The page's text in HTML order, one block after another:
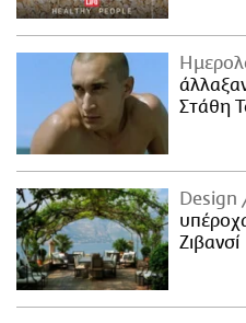
Στάθη
Design
Ζιβανσί